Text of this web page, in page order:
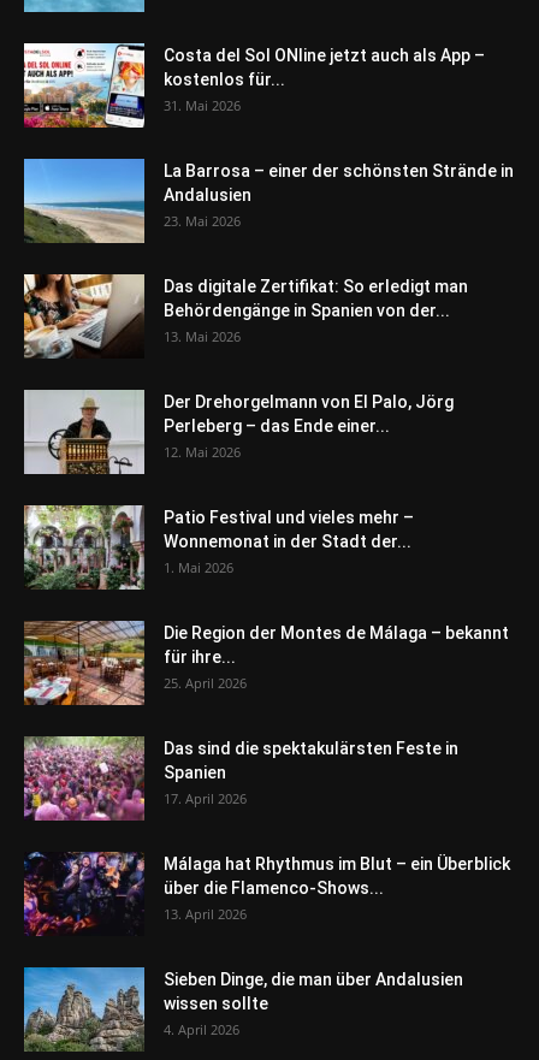
Costa del Sol ONline jetzt auch als App –
kostenlos für...
31. Mai 2026
La Barrosa – einer der schönsten Strände in
Andalusien
23. Mai 2026
Das digitale Zertifikat: So erledigt man
Behördengänge in Spanien von der...
13. Mai 2026
Der Drehorgelmann von El Palo, Jörg
Perleberg – das Ende einer...
12. Mai 2026
Patio Festival und vieles mehr –
Wonnemonat in der Stadt der...
1. Mai 2026
Die Region der Montes de Málaga – bekannt
für ihre...
25. April 2026
Das sind die spektakulärsten Feste in
Spanien
17. April 2026
Málaga hat Rhythmus im Blut – ein Überblick
über die Flamenco-Shows...
13. April 2026
Sieben Dinge, die man über Andalusien
wissen sollte
4. April 2026